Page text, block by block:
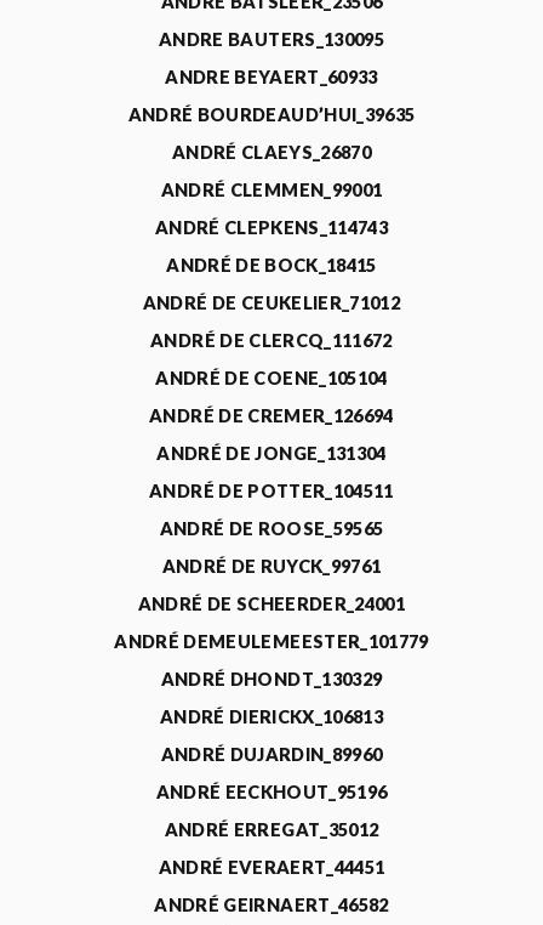
ANDRE BAUTERS_130095
ANDRE BEYAERT_60933
ANDRÉ BOURDEAUD’HUI_39635
ANDRÉ CLAEYS_26870
ANDRÉ CLEMMEN_99001
ANDRÉ CLEPKENS_114743
ANDRÉ DE BOCK_18415
ANDRÉ DE CEUKELIER_71012
ANDRÉ DE CLERCQ_111672
ANDRÉ DE COENE_105104
ANDRÉ DE CREMER_126694
ANDRÉ DE JONGE_131304
ANDRÉ DE POTTER_104511
ANDRÉ DE ROOSE_59565
ANDRÉ DE RUYCK_99761
ANDRÉ DE SCHEERDER_24001
ANDRÉ DEMEULEMEESTER_101779
ANDRÉ DHONDT_130329
ANDRÉ DIERICKX_106813
ANDRÉ DUJARDIN_89960
ANDRÉ EECKHOUT_95196
ANDRÉ ERREGAT_35012
ANDRÉ EVERAERT_44451
ANDRÉ GEIRNAERT_46582